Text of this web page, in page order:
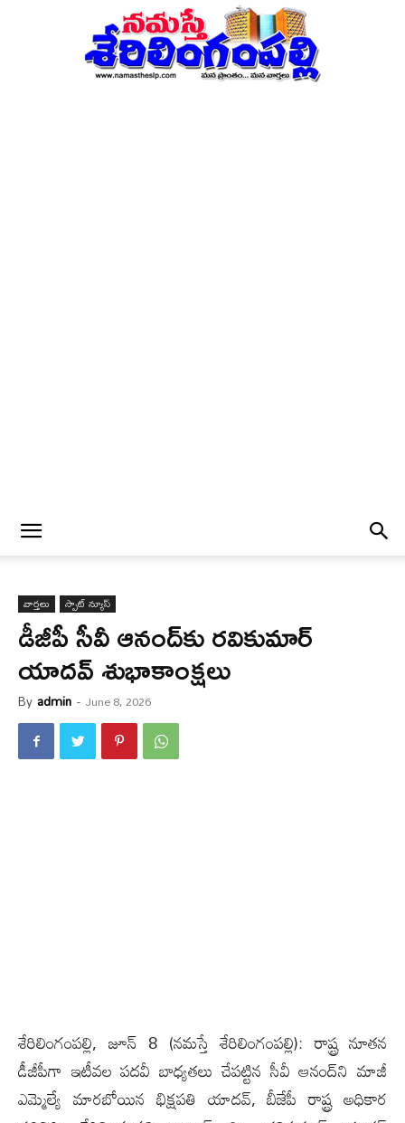
వార్త‌లు స్పాట్ న్యూస్
డీజీపీ సీవీ ఆనంద్‌కు ర‌వికుమార్
యాద‌వ్ శుభాకాంక్ష‌లు
By admin - June 8, 2026
శేరిలింగంప‌ల్లి, జూన్ 8 (న‌మ‌స్తే శేరిలింగంప‌ల్లి): రాష్ట్ర నూత‌న
డీజీపీగా ఇటీవ‌ల ప‌ద‌వీ బాధ్య‌త‌లు చేప‌ట్టిన సీవీ ఆనంద్‌ని మాజీ
ఎమ్మెల్యే మారబోయిన భిక్షపతి యాదవ్, బీజేపీ రాష్ట్ర అధికార